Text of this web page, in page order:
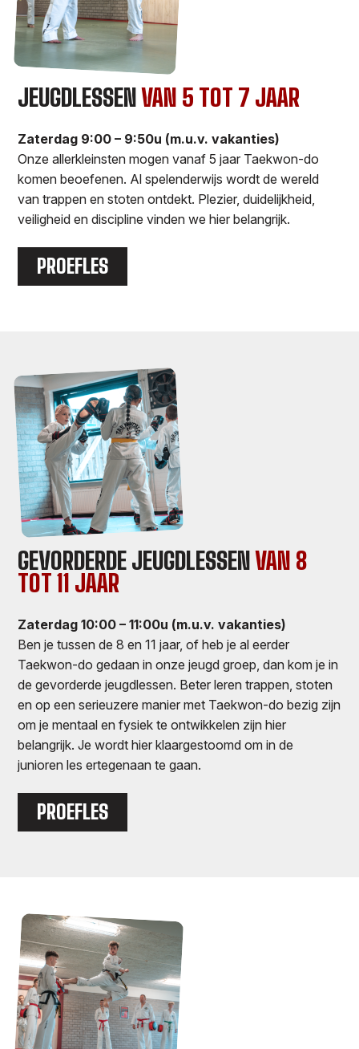
JEUGDLESSENVAN 5 TOT 7 JAAR
Zaterdag 9:00 – 9:50u (m.u.v. vakanties)
Onze allerkleinsten mogen vanaf 5 jaar Taekwon-do
komen beoefenen. Al spelenderwijs wordt de wereld
van trappen en stoten ontdekt. Plezier, duidelijkheid,
veiligheid en discipline vinden we hier belangrijk.
PROEFLES
GEVORDERDE JEUGDLESSENVAN 8
TOT 11 JAAR
Zaterdag 10:00 – 11:00u (m.u.v. vakanties)
Ben je tussen de 8 en 11 jaar, of heb je al eerder
Taekwon-do gedaan in onze jeugd groep, dan kom je in
de gevorderde jeugdlessen. Beter leren trappen, stoten
en op een serieuzere manier met Taekwon-do bezig zijn
om je mentaal en fysiek te ontwikkelen zijn hier
belangrijk. Je wordt hier klaargestoomd om in de
junioren les ertegenaan te gaan.
PROEFLES